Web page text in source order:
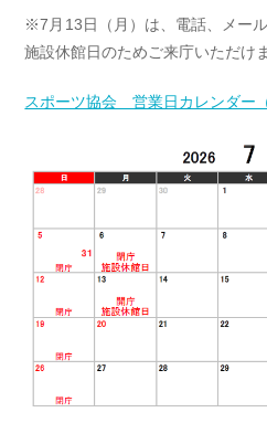
※7月13日（月）は、電話、メー
施設休館日のためご来庁いただけ
スポーツ協会 営業日カレンダー